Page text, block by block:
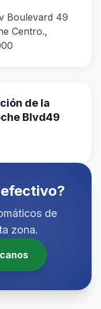
Boulevard 49
Centro.,
de la
Blvd49
de
zona.